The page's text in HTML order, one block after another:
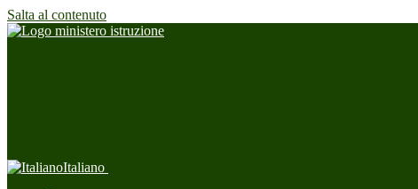
Salta al contenuto
Italiano